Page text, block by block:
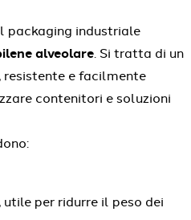
industriale
alveolare. Si tratta di un
e facilmente
contenitori e soluzioni
, utile per ridurre il peso dei